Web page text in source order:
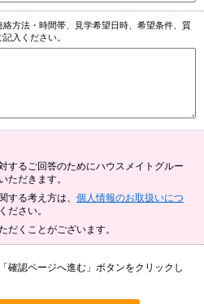
絡方法・時間帯、見学希望日時、希望条件、質
入ください。
するご回答のためにハウスメイトグルー
ただきます。
する考え方は、 個人情報のお取扱いにつ
ださい。
だくことがございます。
確認ページへ進む」ボタンをクリックし